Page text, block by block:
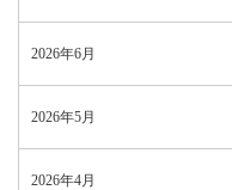
2026年6月
2026年5月
2026年4月